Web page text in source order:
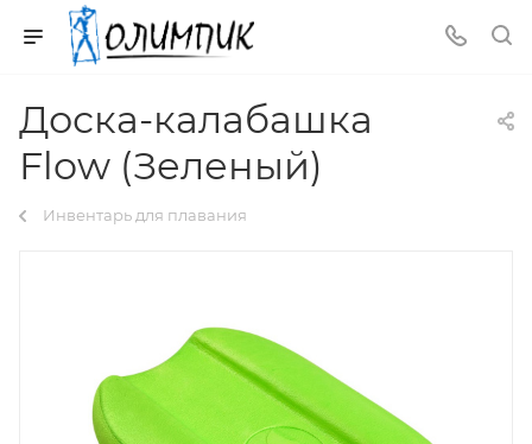
Доска-калабашка
Flow (Зеленый)
Инвентарь для плавания